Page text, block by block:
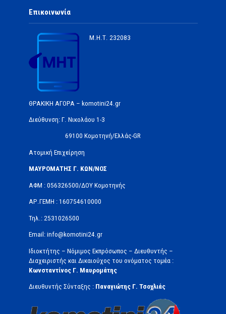
Επικοινωνία
Μ.Η.Τ. 232083
ΘΡΑΚΙΚΗ ΑΓΟΡΑ – komotini24.gr
Διεύθυνση: Γ. Νικολάου 1-3
69100 Κομοτηνή/Ελλάς-GR
Ατομική Επιχείρηση
ΜΑΥΡΟΜΑΤΗΣ Γ. ΚΩΝ/ΝΟΣ
ΑΦΜ : 056326500/ΔOΥ Κομοτηνής
ΑΡ.ΓΕΜΗ : 160754610000
Τηλ.: 2531026500
Email: info@komotini24.gr
Ιδιοκτήτης – Νόμιμος Εκπρόσωπος – Διευθυντής –
Διαχειριστής και Δικαιούχος του ονόματος τομέα :
Κωνσταντίνος Γ. Μαυρομάτης
Διευθυντής Σύνταξης : Παναγιώτης Γ. Τσοχλιάς